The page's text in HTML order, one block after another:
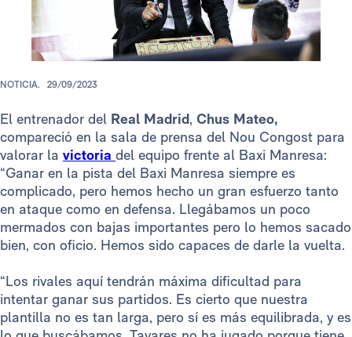
NOTICIA. 29/09/2023
El entrenador del Real Madrid, Chus Mateo,
compareció en la sala de prensa del Nou Congost para
valorar la victoria del equipo frente al Baxi Manresa:
“Ganar en la pista del Baxi Manresa siempre es
complicado, pero hemos hecho un gran esfuerzo tanto
en ataque como en defensa. Llegábamos un poco
mermados con bajas importantes pero lo hemos sacado
bien, con oficio. Hemos sido capaces de darle la vuelta.
“Los rivales aquí tendrán máxima dificultad para
intentar ganar sus partidos. Es cierto que nuestra
plantilla no es tan larga, pero sí es más equilibrada, y es